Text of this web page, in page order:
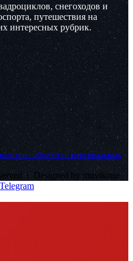
снегоходов и
путешествия на
интересных рубрик.
обработки персональных
| Designed by muvikone
Telegram